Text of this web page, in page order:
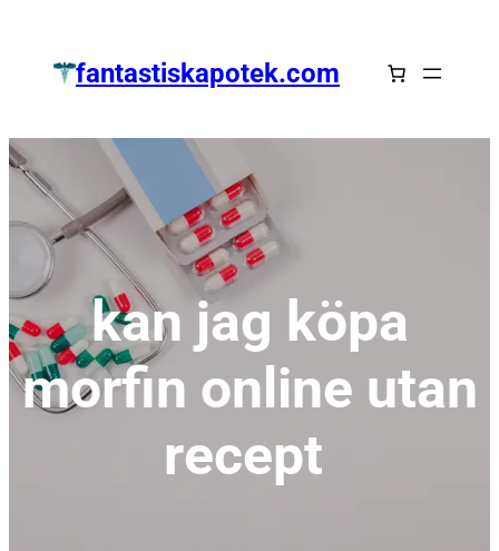
springenfantastiskapotek.com
kan jag köpa
morfin online utan
recept